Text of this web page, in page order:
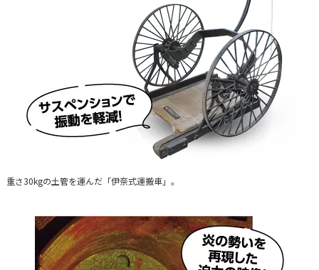
重さ30kgの土管を運んだ「伊奈式運搬車」。